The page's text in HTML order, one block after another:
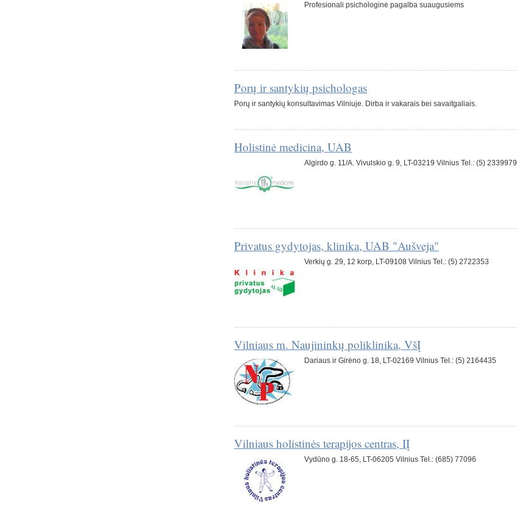
Profesionali psichologinė pagalba suaugusiems
Porų ir santykių psichologas
Porų ir santykių konsultavimas Vilniuje. Dirba ir vakarais bei savaitgaliais.
Holistinė medicina, UAB
Algirdo g. 11/A. Vivulskio g. 9, LT-03219 Vilnius Tel.: (5) 2339979
Privatus gydytojas, klinika, UAB "Aušveja"
Verkių g. 29, 12 korp, LT-09108 Vilnius Tel.: (5) 2722353
Vilniaus m. Naujininkų poliklinika, VšĮ
Dariaus ir Girėno g. 18, LT-02169 Vilnius Tel.: (5) 2164435
Vilniaus holistinės terapijos centras, IĮ
Vydūno g. 18-65, LT-06205 Vilnius Tel.: (685) 77096